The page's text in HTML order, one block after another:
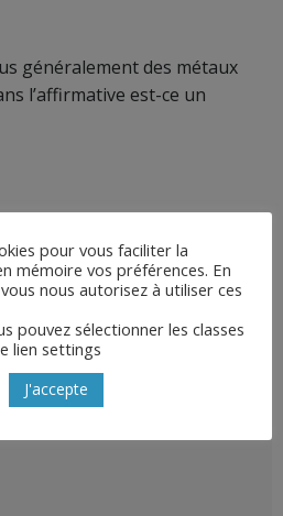
généralement des métaux
l’affirmative est-ce un
à l’apiculture
de synthèse
Américaine
pour vous faciliter la
mémoire vos préférences. En
nous autorisez à utiliser ces
pouvez sélectionner les classes
lien settings
J'accepte